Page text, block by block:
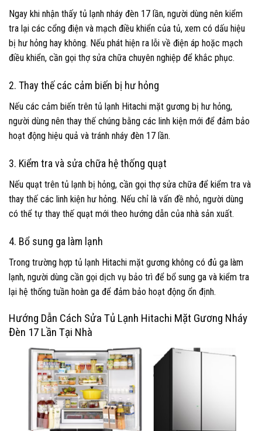
Ngay khi nhận thấy tủ lạnh nháy đèn 17 lần, người dùng nên kiểm
tra lại các cổng điện và mạch điều khiển của tủ, xem có dấu hiệu
bị hư hỏng hay không. Nếu phát hiện ra lỗi về điện áp hoặc mạch
điều khiển, cần gọi thợ sửa chữa chuyên nghiệp để khắc phục.
2. Thay thế các cảm biến bị hư hỏng
Nếu các cảm biến trên tủ lạnh Hitachi mặt gương bị hư hỏng,
người dùng nên thay thế chúng bằng các linh kiện mới để đảm bảo
hoạt động hiệu quả và tránh nháy đèn 17 lần.
3. Kiểm tra và sửa chữa hệ thống quạt
Nếu quạt trên tủ lạnh bị hỏng, cần gọi thợ sửa chữa để kiểm tra và
thay thế các linh kiện hư hỏng. Nếu chỉ là vấn đề nhỏ, người dùng
có thể tự thay thế quạt mới theo hướng dẫn của nhà sản xuất.
4. Bổ sung ga làm lạnh
Trong trường hợp tủ lạnh Hitachi mặt gương không có đủ ga làm
lạnh, người dùng cần gọi dịch vụ bảo trì để bổ sung ga và kiểm tra
lại hệ thống tuần hoàn ga để đảm bảo hoạt động ổn định.
Hướng Dẫn Cách Sửa Tủ Lạnh Hitachi Mặt Gương Nháy
Đèn 17 Lần Tại Nhà